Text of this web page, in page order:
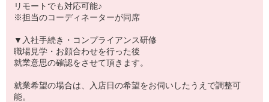
リモートでも対応可能♪
※担当のコーディネーターが同席
▼入社手続き・コンプライアンス研修
職場見学・お顔合わせを行った後
就業意思の確認をさせて頂きます。
就業希望の場合は、入店日の希望をお伺いしたうえで調整可
能。